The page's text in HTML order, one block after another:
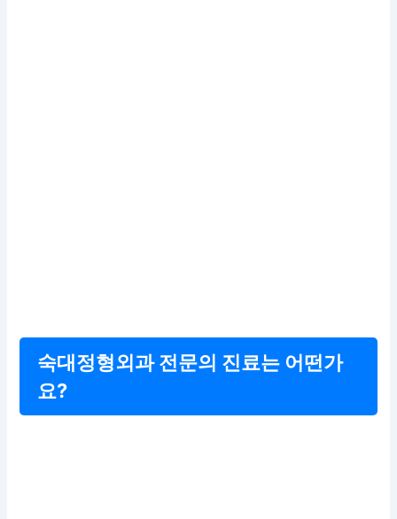
숙대정형외과 전문의 진료는 어떤가
요?